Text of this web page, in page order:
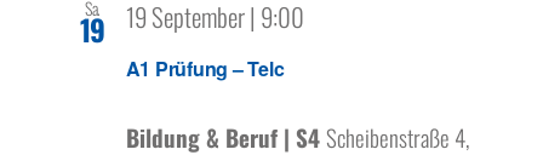
Sa.
19
A1 Prüfung – Telc
19 September | 9:00
Bildung & Beruf | S4 Scheibenstraße 4,